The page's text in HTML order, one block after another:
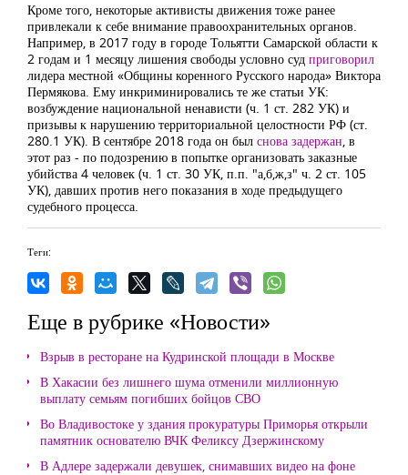
Кроме того, некоторые активисты движения тоже ранее
привлекали к себе внимание правоохранительных органов.
Например, в 2017 году в городе Тольятти Самарской области к
2 годам и 1 месяцу лишения свободы условно суд приговорил
лидера местной «Общины коренного Русского народа» Виктора
Пермякова. Ему инкриминировались те же статьи УК:
возбуждение национальной ненависти (ч. 1 ст. 282 УК) и
призывы к нарушению территориальной целостности РФ (ст.
280.1 УК). В сентябре 2018 года он был снова задержан, в
этот раз - по подозрению в попытке организовать заказные
убийства 4 человек (ч. 1 ст. 30 УК, п.п. "а,б,ж,з" ч. 2 ст. 105
УК), давших против него показания в ходе предыдущего
судебного процесса.
Теги:
Еще в рубрике «Новости»
Взрыв в ресторане на Кудринской площади в Москве
В Хакасии без лишнего шума отменили миллионную
выплату семьям погибших бойцов СВО
Во Владивостоке у здания прокуратуры Приморья открыли
памятник основателю ВЧК Феликсу Дзержинскому
В Адлере задержали девушек, снимавших видео на фоне